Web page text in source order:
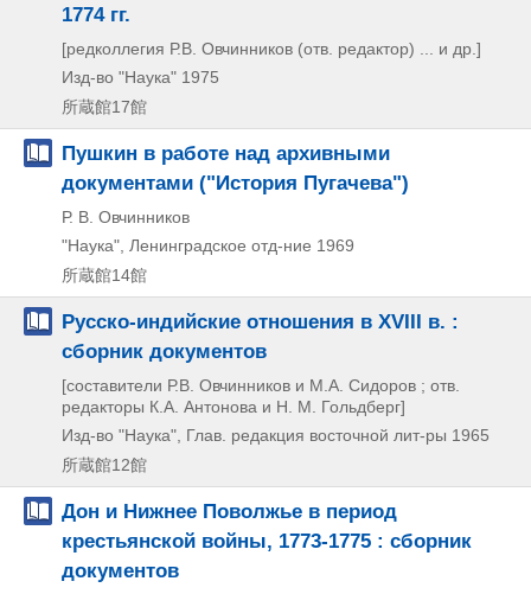
1774 гг.
[редколлегия Р.В. Овчинников (отв. редактор) ... и др.]
Изд-во "Наука" 1975
所蔵館17館
Пушкин в работе над архивными
документами ("История Пугачева")
Р. В. Овчинников
"Наука", Ленинградское отд-ние 1969
所蔵館14館
Русско-индийские отношения в XVIII в. :
сборник документов
[составители Р.В. Овчинников и М.А. Сидоров ; отв.
редакторы К.А. Антонова и Н. М. Гольдберг]
Изд-во "Наука", Глав. редакция восточной лит-ры 1965
所蔵館12館
Дон и Нижнее Поволжье в период
крестьянской войны, 1773-1775 : сборник
документов